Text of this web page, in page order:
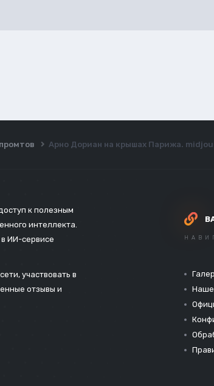
Арно Дориан на крышах Парижа.
к полезным
интеллекта.
ИИ-сервисе
участвовать в
отзывы и
Наше